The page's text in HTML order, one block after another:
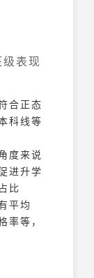
表现
合正态
科线等
度来说
进升学
比
平均
率等，